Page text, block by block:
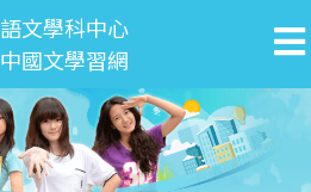
文學科中心
國文學習網